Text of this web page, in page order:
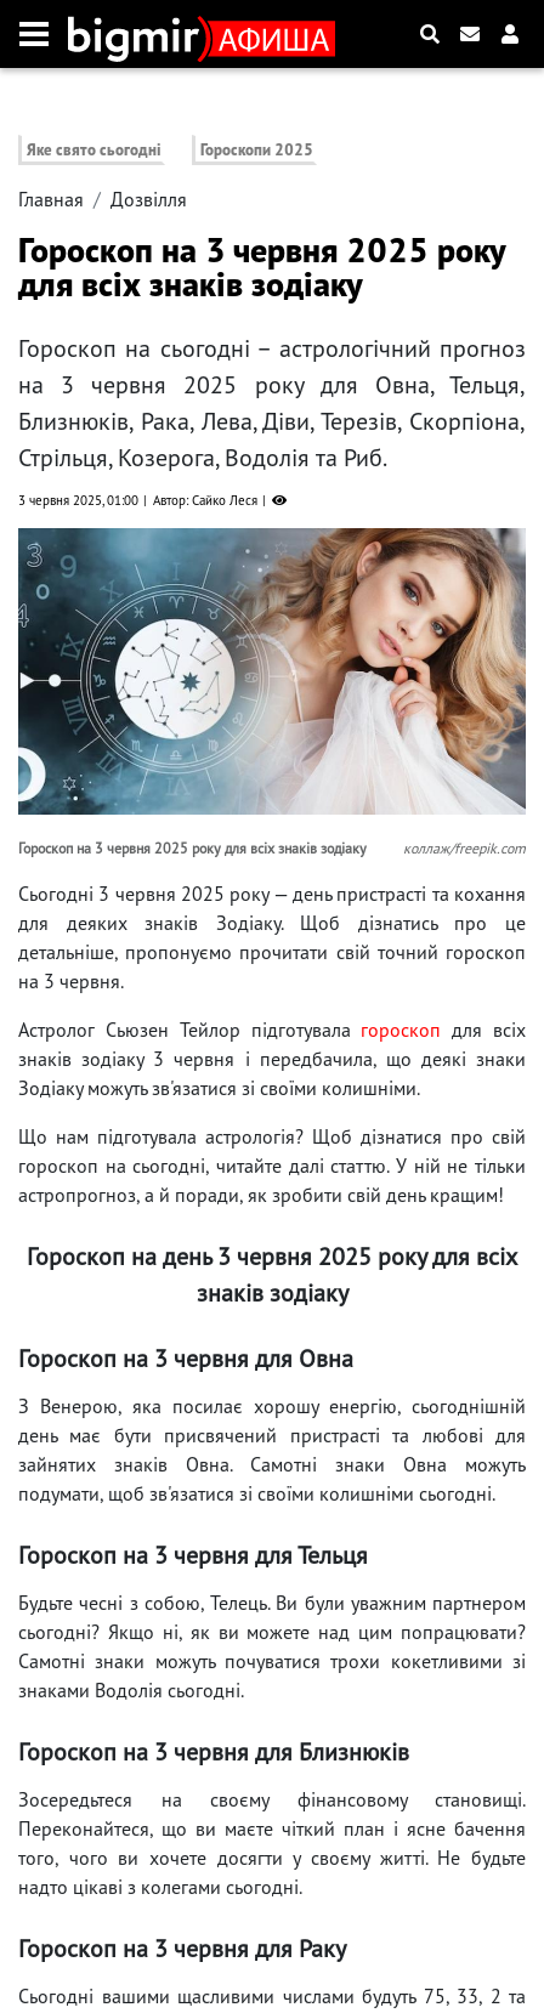
Яке свято сьогодні Гороскопи 2025
Главная Дозвілля
Гороскоп на 3 червня 2025 року
для всіх знаків зодіаку
Гороскоп на сьогодні – астрологічний прогноз
на 3 червня 2025 року для Овна, Тельця,
Близнюків, Рака, Лева, Діви, Терезів, Скорпіона,
Стрільця, Козерога, Водолія та Риб.
3 червня 2025, 01:00 Автор: Сайко Леся
Гороскоп на 3 червня 2025 року для всіх знаків зодіаку коллаж/freepik.com
Сьогодні 3 червня 2025 року — день пристрасті та кохання
для деяких знаків Зодіаку. Щоб дізнатись про це
детальніше, пропонуємо прочитати свій точний гороскоп
на 3 червня.
Астролог Сьюзен Тейлор підготувала гороскоп для всіх
знаків зодіаку 3 червня і передбачила, що деякі знаки
Зодіаку можуть зв'язатися зі своїми колишніми.
Що нам підготувала астрологія? Щоб дізнатися про свій
гороскоп на сьогодні, читайте далі статтю. У ній не тільки
астропрогноз, а й поради, як зробити свій день кращим!
Гороскоп на день 3 червня 2025 року для всіх
знаків зодіаку
Гороскоп на 3 червня для Овна
З Венерою, яка посилає хорошу енергію, сьогоднішній
день має бути присвячений пристрасті та любові для
зайнятих знаків Овна. Самотні знаки Овна можуть
подумати, щоб зв'язатися зі своїми колишніми сьогодні.
Гороскоп на 3 червня для Тельця
Будьте чесні з собою, Телець. Ви були уважним партнером
сьогодні? Якщо ні, як ви можете над цим попрацювати?
Самотні знаки можуть почуватися трохи кокетливими зі
знаками Водолія сьогодні.
Гороскоп на 3 червня для Близнюків
Зосередьтеся на своєму фінансовому становищі.
Переконайтеся, що ви маєте чіткий план і ясне бачення
того, чого ви хочете досягти у своєму житті. Не будьте
надто цікаві з колегами сьогодні.
Гороскоп на 3 червня для Раку
Сьогодні вашими щасливими числами будуть 75, 33, 2 та